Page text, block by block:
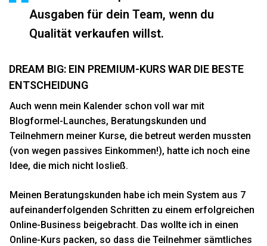
Ausgaben für dein Team, wenn du
Qualität verkaufen willst.
DREAM BIG: EIN PREMIUM-KURS WAR DIE BESTE
ENTSCHEIDUNG
Auch wenn mein Kalender schon voll war mit
Blogformel-Launches, Beratungskunden und
Teilnehmern meiner Kurse, die betreut werden mussten
(von wegen passives Einkommen!), hatte ich noch eine
Idee, die mich nicht losließ.
Meinen Beratungskunden habe ich mein System aus 7
aufeinanderfolgenden Schritten zu einem erfolgreichen
Online-Business beigebracht. Das wollte ich in einen
Online-Kurs packen, so dass die Teilnehmer sämtliches